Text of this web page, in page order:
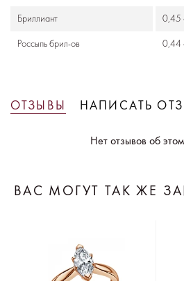
Бриллиант 0,45
Россыпь брил-ов 0,44
ОТЗЫВЫ НАПИСАТЬ
Нет отзывов об
ВАС МОГУТ ТАК ЖЕ